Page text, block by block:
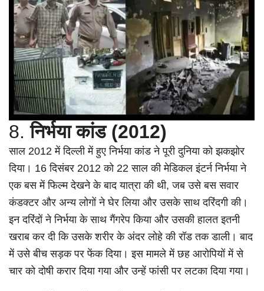
8.निर्भया कांड (2012)
साल 2012 में दिल्ली में हुए निर्भया कांड ने पूरी दुनिया को झकझोर
दिया। 16 दिसंबर 2012 को 22 साल की मेडिकल इंटर्न निर्भया ने
एक बस में फिल्म देखने के बाद यात्रा की थी, जब उसे बस सवार
कंडक्टर और अन्य लोगों ने घेर लिया और उसके साथ दरिंदगी की।
इन दरिंदों ने निर्भया के साथ गैंगरेप किया और उसकी हालत इतनी
खराब कर दी कि उसके शरीर के अंदर लोहे की रॉड तक डाली। बाद
में उसे बीच सड़क पर फेंक दिया। इस मामले में छह आरोपियों में से
चार को दोषी करार दिया गया और उन्हें फांसी पर लटका दिया गया।